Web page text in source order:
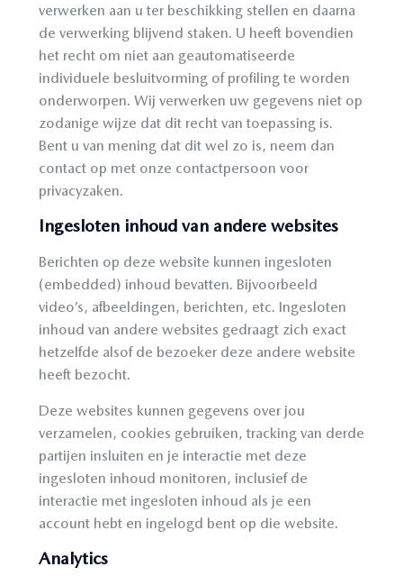
verwerken aan u ter beschikking stellen en daarna
de verwerking blijvend staken. U heeft bovendien
het recht om niet aan geautomatiseerde
individuele besluitvorming of profiling te worden
onderworpen. Wij verwerken uw gegevens niet op
zodanige wijze dat dit recht van toepassing is.
Bent u van mening dat dit wel zo is, neem dan
contact op met onze contactpersoon voor
privacyzaken.
Ingesloten inhoud van andere websites
Berichten op deze website kunnen ingesloten
(embedded) inhoud bevatten. Bijvoorbeeld
video’s, afbeeldingen, berichten, etc. Ingesloten
inhoud van andere websites gedraagt zich exact
hetzelfde alsof de bezoeker deze andere website
heeft bezocht.
Deze websites kunnen gegevens over jou
verzamelen, cookies gebruiken, tracking van derde
partijen insluiten en je interactie met deze
ingesloten inhoud monitoren, inclusief de
interactie met ingesloten inhoud als je een
account hebt en ingelogd bent op die website.
Analytics